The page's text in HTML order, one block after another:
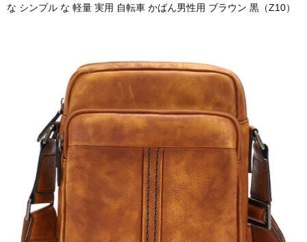
な シンプル な 軽量 実用 自転車 かばん男性用 ブラウン 黒（Z10）